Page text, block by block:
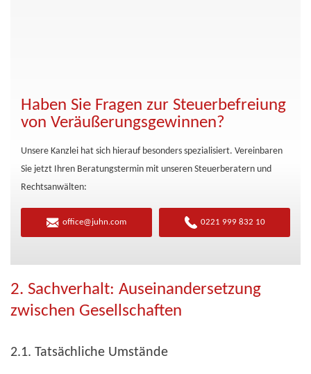
Haben Sie Fragen zur Steuerbefreiung
von Veräußerungsgewinnen?
Unsere Kanzlei hat sich hierauf besonders spezialisiert. Vereinbaren
Sie jetzt Ihren Beratungstermin mit unseren Steuerberatern und
Rechtsanwälten:
office@juhn.com 0221 999 832 10
2. Sachverhalt: Auseinandersetzung
zwischen Gesellschaften
2.1. Tatsächliche Umstände